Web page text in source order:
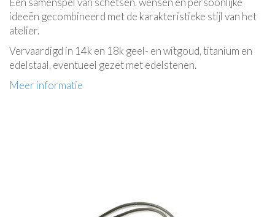
ideeën gecombineerd met de karakteristieke stijl van het
atelier.
Vervaardigd in 14k en 18k geel- en witgoud, titanium en
edelstaal, eventueel gezet met edelstenen.
Meer informatie